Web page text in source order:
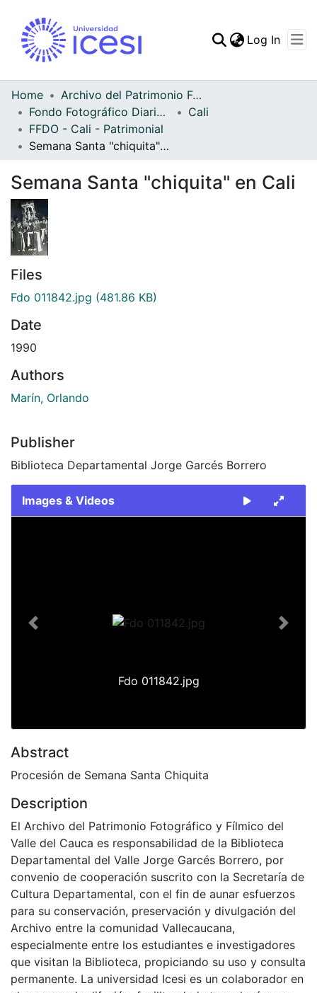
Statistics
Log In
Home
Archivo del Patrimonio Fotográfico y Fílmico del Valle del Cauca
Fondo Fotográfico Diario Occidente
Cali
FFDO - Cali - Patrimonial
Semana Santa "chiquita" en Cali
Semana Santa "chiquita" en Cali
Files
Fdo 011842.jpg (481.86 KB)
Date
1990
Authors
Marín, Orlando
Publisher
Biblioteca Departamental Jorge Garcés Borrero
Images & Videos
Fdo 011842.jpg
Previous Next
Abstract
Procesión de Semana Santa Chiquita
Description
El Archivo del Patrimonio Fotográfico y Fílmico del
Valle del Cauca es responsabilidad de la Biblioteca
Departamental del Valle Jorge Garcés Borrero, por
convenio de cooperación suscrito con la Secretaría de
Cultura Departamental, con el fin de aunar esfuerzos
para su conservación, preservación y divulgación del
Archivo entre la comunidad Vallecaucana,
especialmente entre los estudiantes e investigadores
que visitan la Biblioteca, propiciando su uso y consulta
permanente. La universidad Icesi es un colaborador en